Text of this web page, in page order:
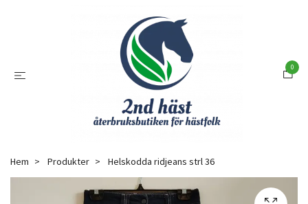
0
Hem Produkter Helskodda ridjeans strl 36